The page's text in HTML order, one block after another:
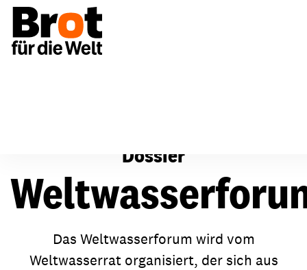
Dossier
Das Weltwasserforum wird vom
Weltwasserrat organisiert, der sich aus